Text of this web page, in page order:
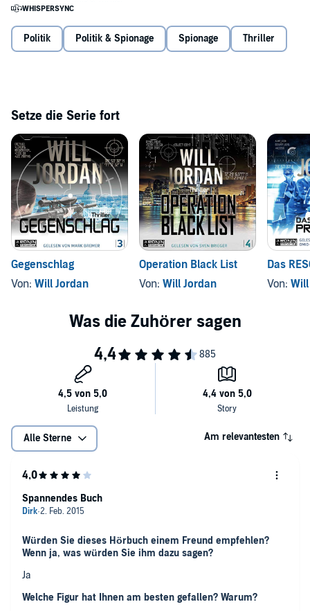
Politik Politik & Spionage Spionage Thriller
Setze die Serie fort
Gegenschlag
Von: Will Jordan
Operation Black List
Von: Will Jordan
Das
Von:
Alle Sterne Am relevantesten
Würden Sie dieses Hörbuch einem Freund empfehlen?
Wenn ja, was würden Sie ihm dazu sagen?
Ja
Welche Figur hat Ihnen am besten gefallen? Warum?
Spannendes Buch